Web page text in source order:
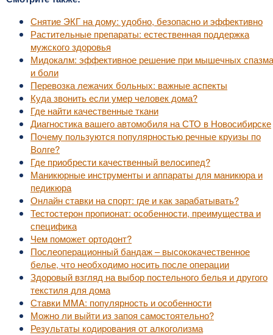
Снятие ЭКГ на дому: удобно, безопасно и эффективно
Растительные препараты: естественная поддержка
мужского здоровья
Мидокалм: эффективное решение при мышечных
и боли
Перевозка лежачих больных: важные аспекты
Куда звонить если умер человек дома?
Где найти качественные ткани
Диагностика вашего автомобиля на СТО в Новосибирске
Почему пользуются популярностью речные круизы по
Волге?
Где приобрести качественный велосипед?
Маникюрные инструменты и аппараты для маникюра и
педикюра
Онлайн ставки на спорт: где и как зарабатывать?
Тестостерон пропионат: особенности, преимущества и
специфика
Чем поможет ортодонт?
Послеоперационный бандаж – высококачественное
белье, что необходимо носить после операции
Здоровый взгляд на выбор постельного белья и другого
текстиля для дома
Ставки MMA: популярность и особенности
Можно ли выйти из запоя самостоятельно?
Результаты кодирования от алкоголизма